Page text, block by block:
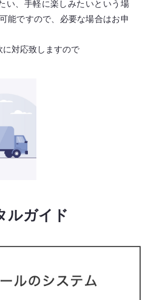
い、手軽に楽しみたいという場
能ですので、必要な場合はお申
対応致しますので
ルガイド